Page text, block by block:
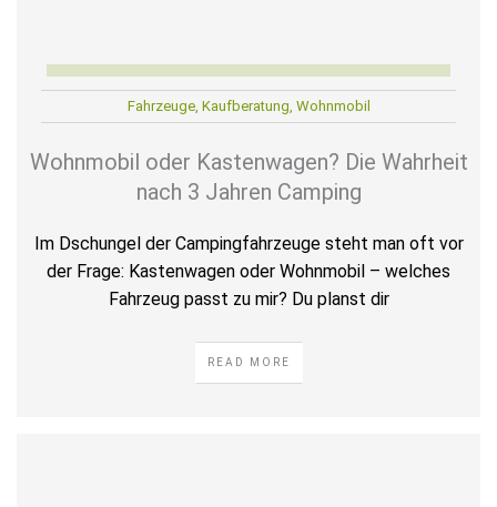
Fahrzeuge, Kaufberatung Wohnmobil
Wohnmobil oder Kastenwagen? Die Wahrheit
nach 3 Jahren Camping
Im Dschungel der Campingfahrzeuge steht man oft vor
der Frage: Kastenwagen oder Wohnmobil – welches
Fahrzeug passt zu mir? Du planst dir
READ MORE